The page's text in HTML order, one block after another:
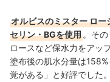
オルビスのミスター ロ
セリン・BGを使用 。そ
ロースなど保水力をアッ
塗布後の肌水分量は
覚がある」と好評でした